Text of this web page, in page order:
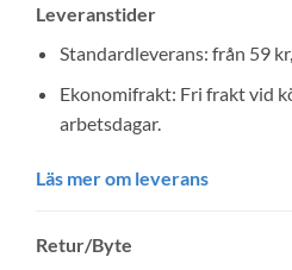
Leveranstider
Standardleverans: från 59
Ekonomifrakt: Fri frakt vid
arbetsdagar.
Läs mer om leverans
Retur/Byte